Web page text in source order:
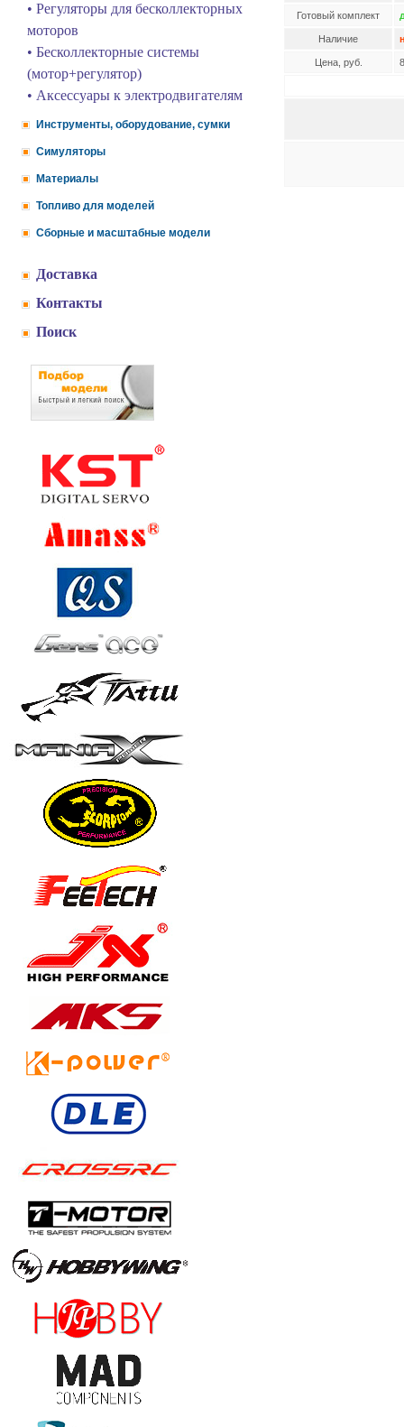
• Регуляторы для бесколлекторных
моторов
• Бесколлекторные системы
(мотор+регулятор)
• Аксессуары к электродвигателям
Инструменты, оборудование, сумки
Симуляторы
Материалы
Топливо для моделей
Сборные и масштабные модели
Доставка
Контакты
Поиск
Готовый комплект
Наличие
Цена, руб.